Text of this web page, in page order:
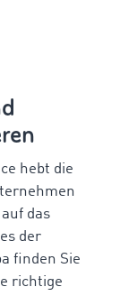
hebt die
das
der
finden Sie
richtige